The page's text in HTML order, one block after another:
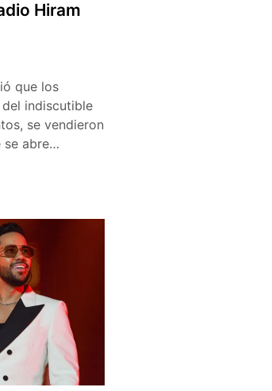
Hiram
que los
indiscutible
se vendieron
se abre…